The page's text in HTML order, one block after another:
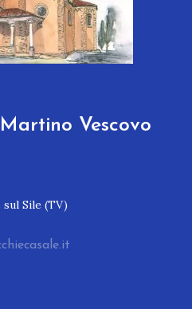
Vescovo
sul Sile (TV)